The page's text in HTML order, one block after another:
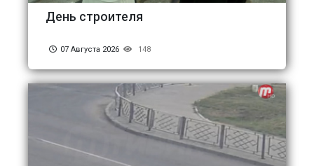
День строителя
07 Августа 2026 148